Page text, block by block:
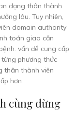
dạng thân thành
lâu. Tuy nhiên,
domain authority
toán giao căn
vấn đề cung cấp
phương thức
thân thành viên
hơn.
cùng dừng